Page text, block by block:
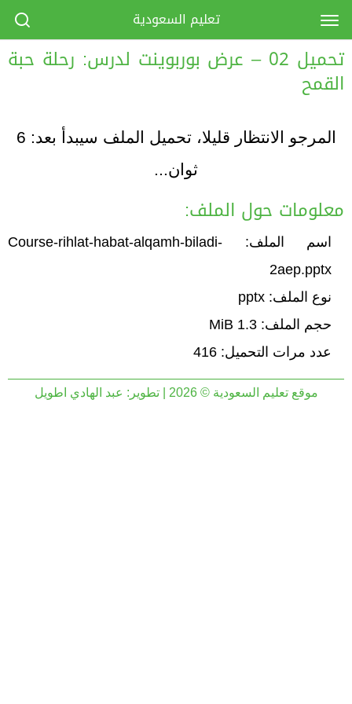
تحميل 02 – عرض بوربوينت لدرس: رحلة حبة
القمح
المرجو الانتظار قليلا، تحميل الملف سيبدأ بعد: 6
ثوان...
معلومات حول الملف:
اسم الملف: Course-rihlat-habat-alqamh-biladi-
2aep.pptx
نوع الملف: pptx
حجم الملف: 1.3 MiB
عدد مرات التحميل: 416
موقع تعليم السعودية © 2026 | تطوير: عبد الهادي اطويل
تعليم السعودية